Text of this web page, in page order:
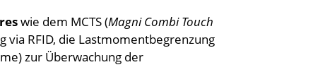
wie dem MCTS (Magni Combi Touch
RFID, die Lastmomentbegrenzung
zur Überwachung der